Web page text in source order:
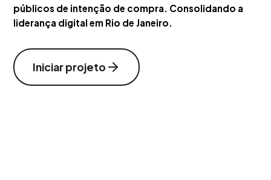
públicos de intenção de compra. Consolidando a
liderança digital em Rio de Janeiro.
Iniciar projeto